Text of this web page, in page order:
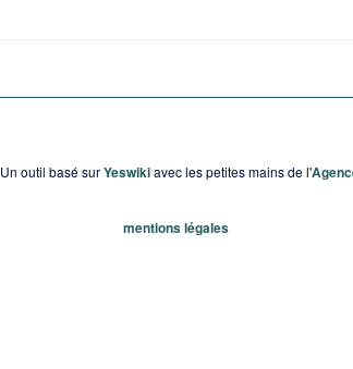
Un outil basé surYeswikiavec les petites mains de l'
mentions légales